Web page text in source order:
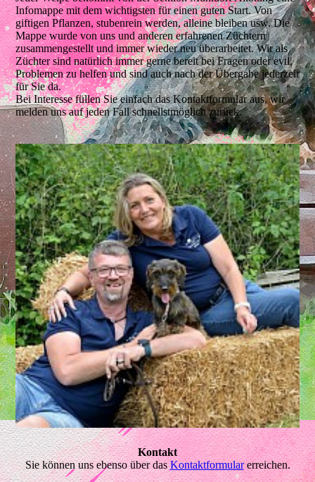
Infomappe mit dem wichtigsten für einen guten Start. Von
giftigen Pflanzen, stubenrein werden, alleine bleiben usw. Die
Mappe wurde von uns und anderen erfahrenen Züchtern
zusammengestellt und immer wieder neu überarbeitet. Wir als
Züchter sind natürlich immer gerne bereit bei Fragen oder evtl.
Problemen zu helfen und sind auch nach der Übergabe jederzeit
für Sie da.
Bei Interesse füllen Sie einfach das Kontaktformular aus, wir
melden uns auf jeden Fall schnellstmöglich zurück.
Kontakt
Sie können uns ebenso über dasKontaktformularerreichen.